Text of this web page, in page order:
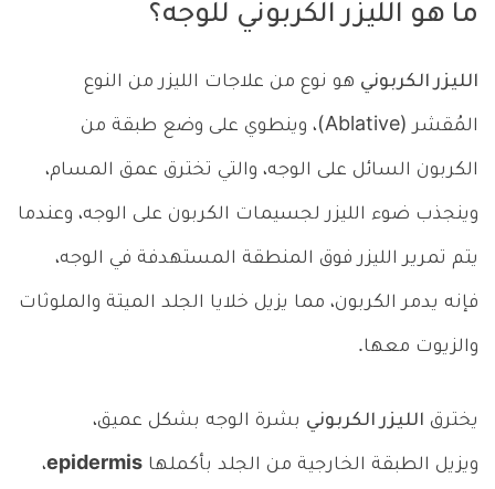
ما هو الليزر الكربوني للوجه؟
الليزر الكربوني هو نوع من علاجات الليزر من النوع
المُقشر (Ablative)، وينطوي على وضع طبقة من
الكربون السائل على الوجه، والتي تخترق عمق المسام،
وينجذب ضوء الليزر لجسيمات الكربون على الوجه، وعندما
يتم تمرير الليزر فوق المنطقة المستهدفة في الوجه،
فإنه يدمر الكربون، مما يزيل خلايا الجلد الميتة والملوثات
والزيوت معها.
يخترق الليزر الكربوني بشرة الوجه بشكل عميق،
ويزيل الطبقة الخارجية من الجلد بأكملها epidermis،